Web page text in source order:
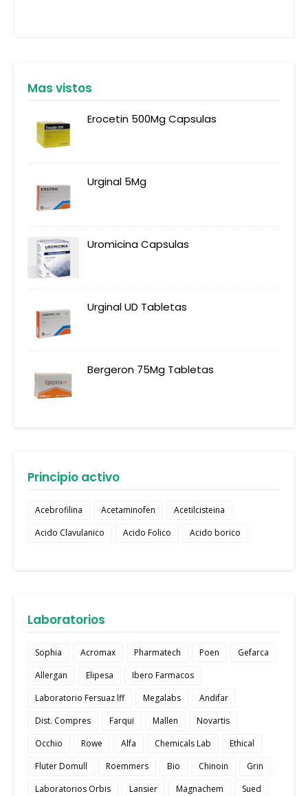
Mas vistos
Erocetin 500Mg Capsulas
Urginal 5Mg
Uromicina Capsulas
Urginal UD Tabletas
Bergeron 75Mg Tabletas
Principio activo
Acebrofilina Acetaminofen
Acetilcisteina
Acido Clavulanico
Acido Folico Acido borico
Laboratorios
Sophia Acromax Pharmatech Poen
Gefarca
Allergan
Elipesa
Ibero Farmacos
Laboratorio Fersuaz lff
Megalabs
Andifar
Dist. Compres
Farqui Mallen
Novartis
Occhio
Rowe Alfa Chemicals Lab
Ethical
Fluter Domull
Roemmers Bio Chinoin
Grin
Laboratorios Orbis
Lansier Magnachem Sued